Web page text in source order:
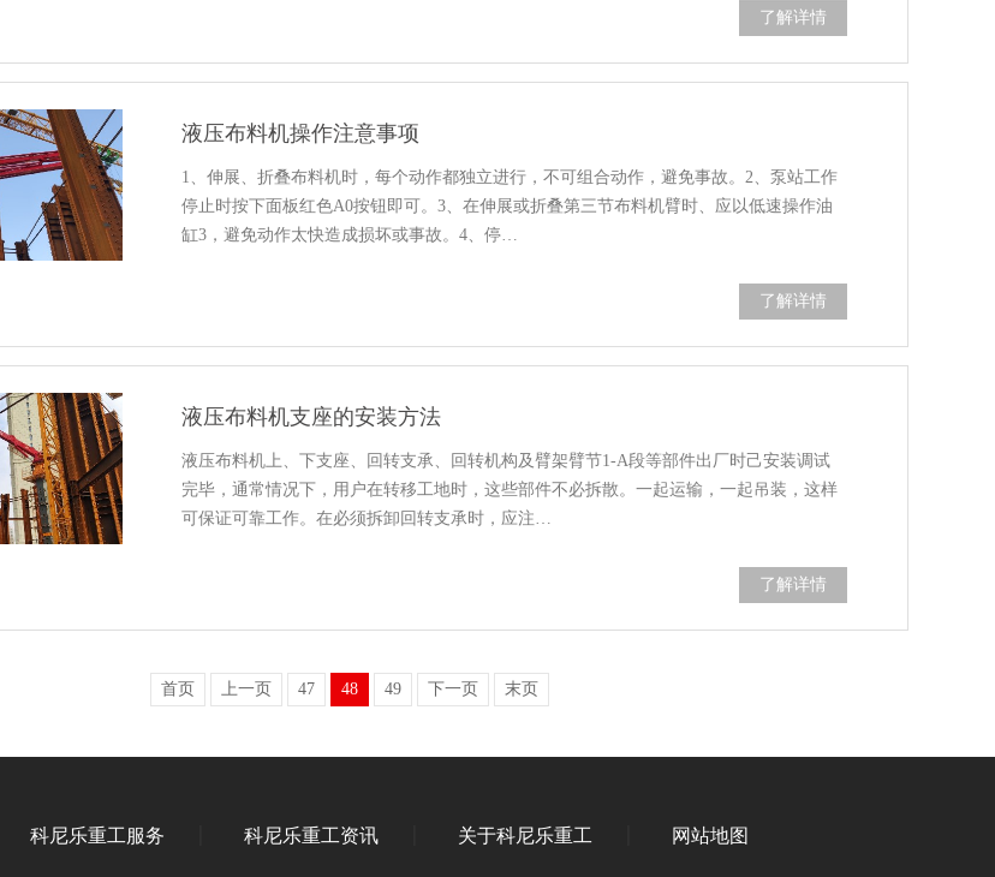
了解详情
液压布料机操作注意事项
1、伸展、折叠布料机时，每个动作都独立进行，不可组合动作，避免事故。2、泵站工作
停止时按下面板红色A0按钮即可。3、在伸展或折叠第三节布料机臂时、应以低速操作油
缸3，避免动作太快造成损坏或事故。4、停…
了解详情
液压布料机支座的安装方法
液压布料机上、下支座、回转支承、回转机构及臂架臂节1-A段等部件出厂时己安装调试
完毕，通常情况下，用户在转移工地时，这些部件不必拆散。一起运输，一起吊装，这样
可保证可靠工作。在必须拆卸回转支承时，应注…
了解详情
首页 上一页 47 48 49 下一页 末页
科尼乐重工服务 科尼乐重工资讯 关于科尼乐重工 网站地图